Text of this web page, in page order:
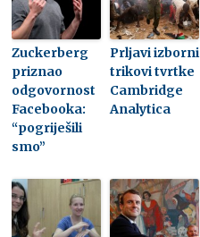
Zuckerberg
priznao
odgovornost
Facebooka:
“pogriješili
smo”
Prljavi izborni
trikovi tvrtke
Cambridge
Analytica